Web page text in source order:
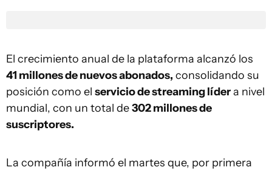
El crecimiento anual de la plataforma alcanzó los
41 millones de nuevos abonados, consolidando su
posición como el servicio de streaming lídera nivel
mundial, con un total de302 millones de
suscriptores.
La compañía informó el martes que, por primera